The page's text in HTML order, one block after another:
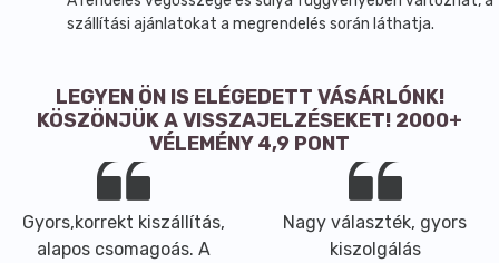
szállítási ajánlatokat a megrendelés során láthatja.
LEGYEN ÖN IS ELÉGEDETT VÁSÁRLÓNK!
KÖSZÖNJÜK A VISSZAJELZÉSEKET! 2000+
VÉLEMÉNY 4,9 PONT
Gyors,korrekt kiszállítás,
alapos csomagoás. A
Nagy választék, gyors
kiszolgálás